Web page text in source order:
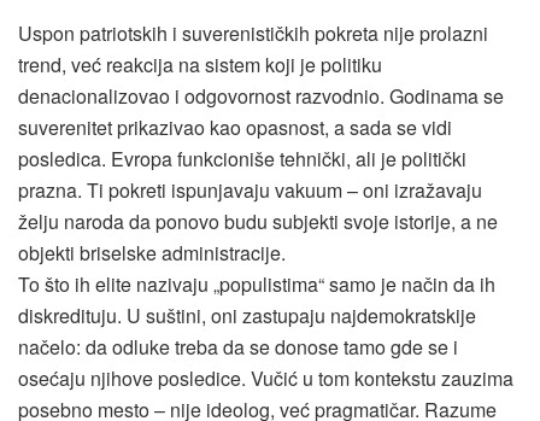
Uspon patriotskih i suverenističkih pokreta nije prolazni
trend, već reakcija na sistem koji je politiku
denacionalizovao i odgovornost razvodnio. Godinama se
suverenitet prikazivao kao opasnost, a sada se vidi
posledica. Evropa funkcioniše tehnički, ali je politički
prazna. Ti pokreti ispunjavaju vakuum – oni izražavaju
želju naroda da ponovo budu subjekti svoje istorije, a ne
objekti briselske administracije.
To što ih elite nazivaju „populistima“ samo je način da ih
diskredituju. U suštini, oni zastupaju najdemokratskije
načelo: da odluke treba da se donose tamo gde se i
osećaju njihove posledice. Vučić u tom kontekstu zauzima
posebno mesto – nije ideolog, već pragmatičar. Razume